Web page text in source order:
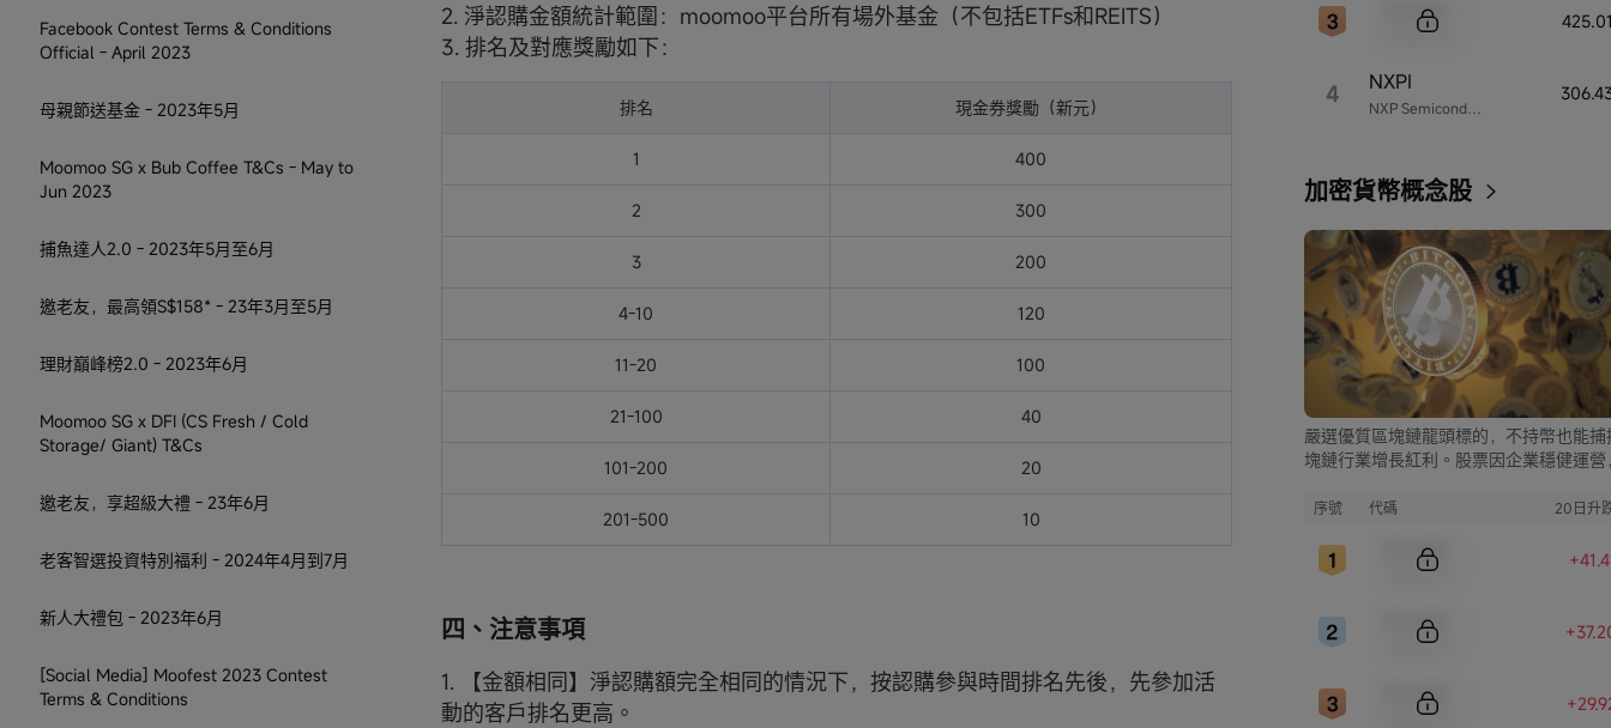
Facebook Contest Terms & Conditions
Official - April 2023
母親節送基金 - 2023年5月
Moomoo SG x Bub Coffee T&Cs - May to
Jun 2023
捕魚達人2.0 - 2023年5月至6月
邀老友，最高領S$158* - 23年3月至5月
理財巔峰榜2.0 - 2023年6月
Moomoo SG x DFI (CS Fresh / Cold
Storage/ Giant) T&Cs
邀老友，享超級大禮 - 23年6月
老客智選投資特別福利 - 2024年4月到7月
新人大禮包 - 2023年6月
[Social Media] Moofest 2023 Contest
Terms & Conditions
2. 淨認購金額統計範圍：moomoo平台所有場外基金（不包括ETFs和REITS）
3. 排名及對應獎勵如下：
排名 現金券獎勵（新元）
1 400
2 300
3 200
4-10 120
11-20 100
21-100 40
101-200 20
201-500 10
四、注意事項
1. 【金額相同】淨認購額完全相同的情況下，按認購參與時間排名先後，先參加活
動的客戶排名更高。
4 NXPI
加密貨幣概念股
嚴選優質區塊鏈龍頭標的，不持幣也能捕
塊鏈行業增長紅利。股票因企業穩健運營
資兼具安全與收益。
序號 代碼 20日升